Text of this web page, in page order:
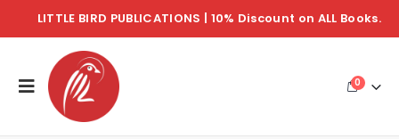
LITTLE BIRD PUBLICATIONS | 10% Discount on ALL Books.
0